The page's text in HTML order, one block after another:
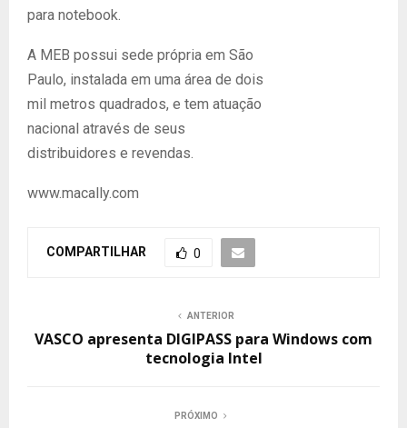
para notebook.
A MEB possui sede própria em São
Paulo, instalada em uma área de dois
mil metros quadrados, e tem atuação
nacional através de seus
distribuidores e revendas.
www.macally.com
COMPARTILHAR 0
ANTERIOR
VASCO apresenta DIGIPASS para Windows com
tecnologia Intel
PRÓXIMO